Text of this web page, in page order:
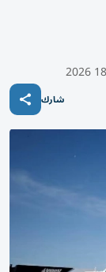
شارك